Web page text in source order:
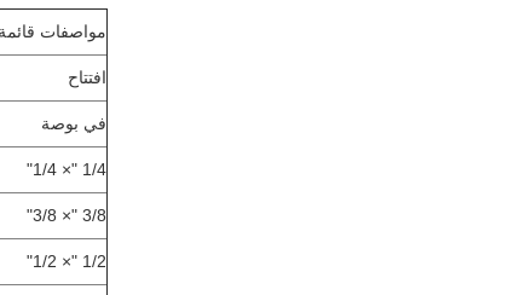
مواصفات
افتتاح
في بوصة
1/4 "× 1/4"
3/8 "× 3/8"
1/2 "× 1/2"